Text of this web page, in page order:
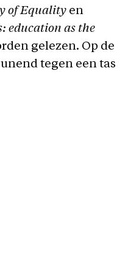
of Equality en
education as the
gelezen. Op de
tegen een tas